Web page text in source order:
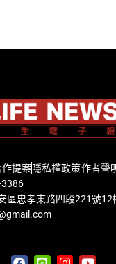
作提案隱私權政策作者聲
區忠孝東路四段221號12